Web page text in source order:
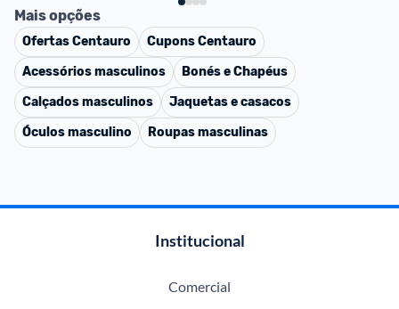
Mais opções
OfertasCentauro CuponsCentauro
Acessórios masculinos
Bonés e Chapéus
Calçados masculinos
Jaquetas e casacos
Óculos masculino
Roupas masculinas
Institucional
Comercial